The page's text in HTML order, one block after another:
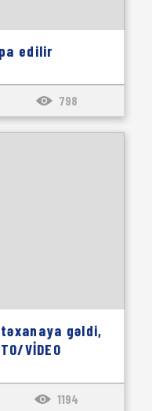
edilir
798
gəldi,
VİDEO
1194